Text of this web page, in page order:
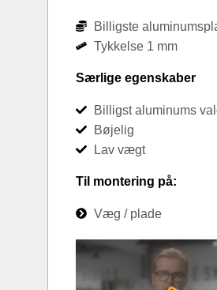
Billigste
Tykkelse 1 mm
Særlige egenskaber
Billigst aluminums
Bøjelig
Lav vægt
Til montering på:
Væg / plade